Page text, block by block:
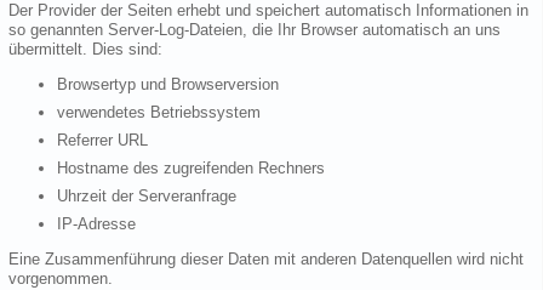
Der Provider der Seiten erhebt und speichert automatisch Informationen in
so genannten Server-Log-Dateien, die Ihr Browser automatisch an uns
übermittelt. Dies sind:
Browsertyp und Browserversion
verwendetes Betriebssystem
Referrer URL
Hostname des zugreifenden Rechners
Uhrzeit der Serveranfrage
IP-Adresse
Eine Zusammenführung dieser Daten mit anderen Datenquellen wird nicht
vorgenommen.